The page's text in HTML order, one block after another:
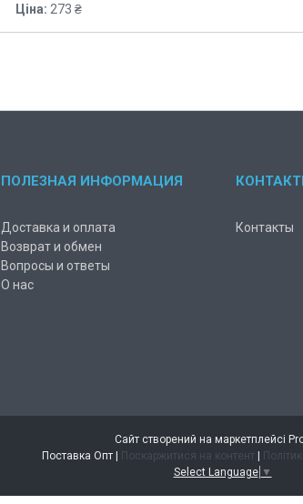
Ціна: 273 ₴
ПОЛЕЗНАЯ ИНФОРМАЦИЯ
Доставка и оплата
Возврат и обмен
Вопросы и ответы
О нас
Контакты
Сайт створений на маркетплейсі
Поставка Опт | Поскаржитися на контент |
Select Language ▼